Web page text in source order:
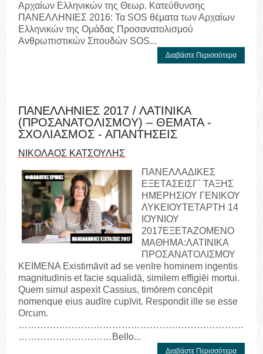
Αρχαίων Ελληνικών της Θεωρ. Κατεύθυνσης
ΠΑΝΕΛΛΗΝΙΕΣ 2016: Τα SOS θέματα των Αρχαίων
Ελληνικών της Ομάδας Προσανατολισμού
Ανθρωπιστικών Σπουδών SOS...
Διαβάστε Περισσότερα
ΠΑΝΕΛΛΗΝΙΕΣ 2017 / ΛΑΤΙΝΙΚΑ
(ΠΡΟΣΑΝΑΤΟΛΙΣΜΟΥ) – ΘΕΜΑΤΑ -
ΣΧΟΛΙΑΣΜΟΣ - ΑΠΑΝΤΗΣΕΙΣ
ΝΙΚΟΛΑΟΣ ΚΑΤΣΟΥΛΗΣ
ΠΑΝΕΛΛΑΔΙΚΕΣ
ΕΞΕΤΑΣΕΙΣΓ΄ ΤΑΞΗΣ
ΗΜΕΡΗΣΙΟΥ ΓΕΝΙΚΟΥ
ΛΥΚΕΙΟΥΤΕΤΑΡΤΗ 14
ΙΟΥΝΙΟΥ
2017ΕΞΕΤΑΖΟΜΕΝΟ
ΜΑΘΗΜΑ:ΛΑΤΙΝΙΚΑ
ΠΡΟΣΑΝΑΤΟΛΙΣΜΟΥ
ΚΕΙΜΕΝΑ Existimāvit ad se venīre hominem ingentis
magnitudinis et facie squalidā, similem effigiēi mortui.
Quem simul aspexit Cassius, timōrem concēpit
nomenque eius audīre cupīvit. Respondit ille se esse
Orcum.
………………………………………………………………
…………………………Bello...
Διαβάστε Περισσότερα